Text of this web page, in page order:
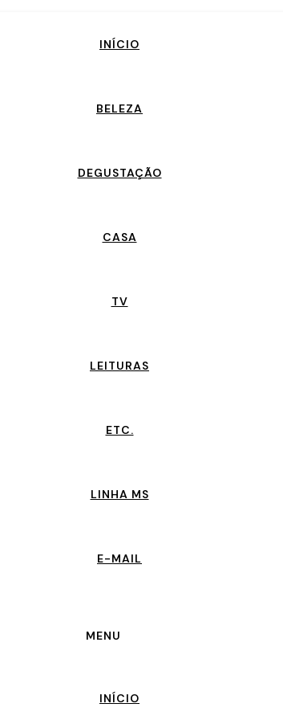
INÍCIO
BELEZA
DEGUSTAÇÃO
CASA
TV
LEITURAS
ETC.
LINHA MS
E-MAIL
MENU
INÍCIO